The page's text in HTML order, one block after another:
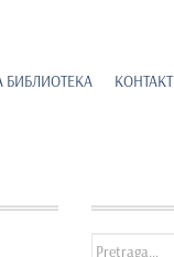
БИБЛИОТЕКА КОНТАКТ
Search for: